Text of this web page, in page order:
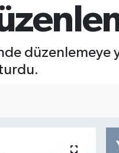
düzenlemeye